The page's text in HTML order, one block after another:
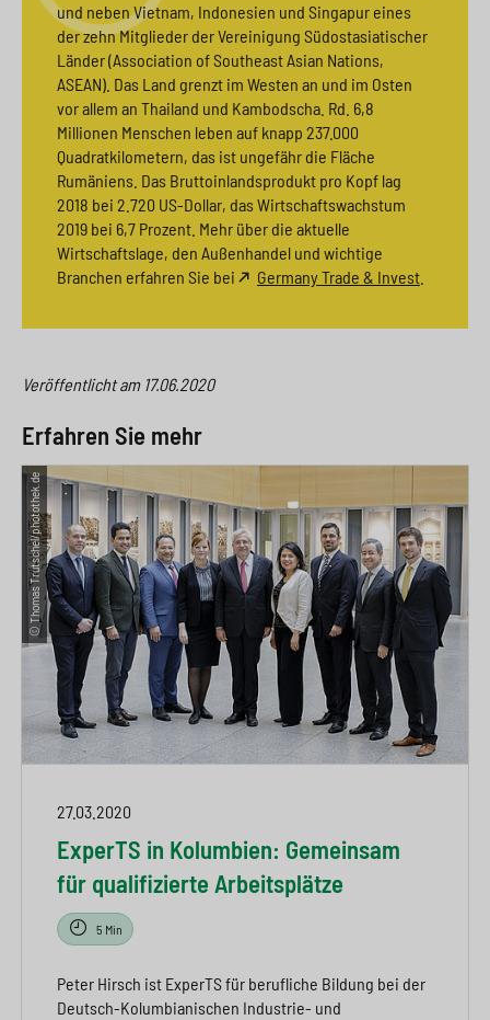
und neben Vietnam, Indonesien und Singapur eines
der zehn Mitglieder der Vereinigung Südostasiatischer
Länder (Association of Southeast Asian Nations,
ASEAN). Das Land grenzt im Westen an und im Osten
vor allem an Thailand und Kambodscha. Rd. 6,8
Millionen Menschen leben auf knapp 237.000
Quadratkilometern, das ist ungefähr die Fläche
Rumäniens. Das Bruttoinlandsprodukt pro Kopf lag
2018 bei 2.720 US-Dollar, das Wirtschaftswachstum
2019 bei 6,7 Prozent. Mehr über die aktuelle
Wirtschaftslage, den Außenhandel und wichtige
Branchen erfahren Sie bei
Germany Trade & Invest
Veröffentlicht am 17.06.2020
Erfahren Sie mehr
© Thomas Trutschel/photothek.de
27.03.2020
ExperTS in Kolumbien: Gemeinsam
für qualifizierte Arbeitsplätze
5 Min
Peter Hirsch ist ExperTS für berufliche Bildung bei der
Deutsch-Kolumbianischen Industrie- und